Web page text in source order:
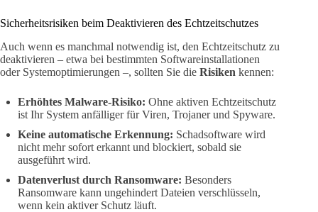
Sicherheitsrisiken beim Deaktivieren des Echtzeitschutzes
Auch wenn es manchmal notwendig ist, den Echtzeitschutz zu
deaktivieren – etwa bei bestimmten Softwareinstallationen
oder Systemoptimierungen –, sollten Sie die Risiken kennen:
Erhöhtes Malware-Risiko: Ohne aktiven Echtzeitschutz
ist Ihr System anfälliger für Viren, Trojaner und Spyware.
Keine automatische Erkennung: Schadsoftware wird
nicht mehr sofort erkannt und blockiert, sobald sie
ausgeführt wird.
Datenverlust durch Ransomware: Besonders
Ransomware kann ungehindert Dateien verschlüsseln,
wenn kein aktiver Schutz läuft.